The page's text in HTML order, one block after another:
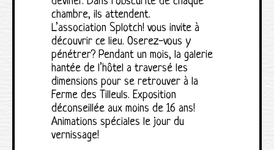
chambre, ils attendent.
L’association Splotch! vous invite à
découvrir ce lieu. Oserez-vous y
pénétrer? Pendant un mois, la galerie
hantée de l’hôtel a traversé les
dimensions pour se retrouver à la
Ferme des Tilleuls. Exposition
déconseillée aux moins de 16 ans!
Animations spéciales le jour du
vernissage!